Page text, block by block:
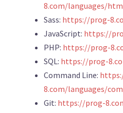
8.com/languages/
Sass: https://prog-
JavaScript: https://
PHP: https://prog-
SQL: https://prog-
Command Line:
8.com/languages/
Git: https://prog-